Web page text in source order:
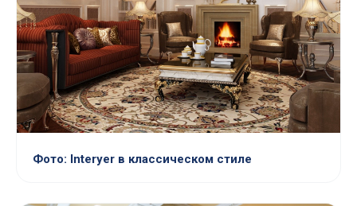
Фото: Interyer в классическом стиле